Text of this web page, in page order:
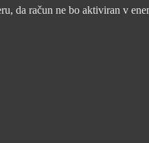
da račun ne bo aktiviran v